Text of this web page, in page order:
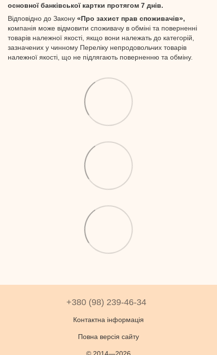
основної банківської картки протягом 7 днів.
Відповідно до Закону «Про захист прав споживачів»,
компанія може відмовити споживачу в обміні та поверненні
товарів належної якості, якщо вони належать до категорій,
зазначених у чинному Переліку непродовольчих товарів
належної якості, що не підлягають поверненню та обміну.
+380 (98) 239-46-34
Контактна інформація
Повна версія сайту
© 2014—2026